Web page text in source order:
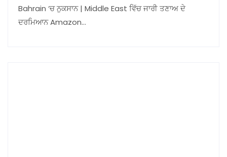
Bahrain ‘ਚ ਨੁਕਸਾਨ | Middle East ਵਿੱਚ ਜਾਰੀ ਤਣਾਅ ਦੇ
ਦਰਮਿਆਨ Amazon…